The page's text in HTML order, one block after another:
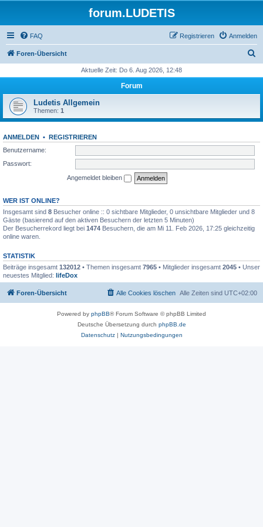
forum.LUDETIS
FAQ Anmelden
Registrieren
Foren-Übersicht
h
Aktuelle Zeit: Do 6. Aug 2026, 12:48
Forum
Ludetis Allgemein
Themen: 1
ANMELDEN • REGISTRIEREN
Benutzername:
Passwort:
Angemeldet bleiben
WER IST ONLINE?
Insgesamt sind 8 Besucher online :: 0 sichtbare Mitglieder, 0 unsichtbare Mitglieder und 8
Gäste (basierend auf den aktiven Besuchern der letzten 5 Minuten)
Der Besucherrekord liegt bei 1474 Besuchern, die am Mi 11. Feb 2026, 17:25 gleichzeitig
online waren.
STATISTIK
Beiträge insgesamt 132012 • Themen insgesamt 7965 • Mitglieder insgesamt 2045 • Unser
neuestes Mitglied: lifeDox
Foren-Übersicht Alle Zeiten sind UTC+02:00
Alle Cookies löschen
Powered by phpBB® Forum Software © phpBB Limited
Deutsche Übersetzung durch phpBB.de
Datenschutz| Nutzungsbedingungen